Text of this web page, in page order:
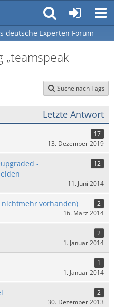
deutsche Experten Forum
„teamspeak
Suche nach Tags
Letzte Antwort
17
13. Dezember 2019
-
12
11. Juni 2014
nichtmehr vorhanden)
2
16. März 2014
2
1. Januar 2014
1
1. Januar 2014
2
30. Dezember 2013